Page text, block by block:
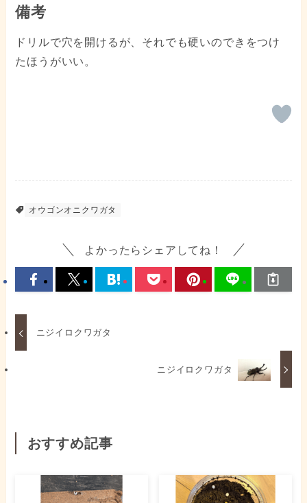
備考
ドリルで穴を開けるが、それでも硬いのできをつけ
たほうがいい。
オウゴンオニクワガタ
よかったらシェアしてね！
ニジイロクワガタ
ニジイロクワガタ
おすすめ記事